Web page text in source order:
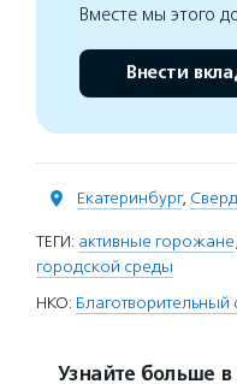
Вместе мы этого
Внести
Екатеринбург,
ТЕГИ: активные горожане,
городской среды
НКО:
Узнайте больше в